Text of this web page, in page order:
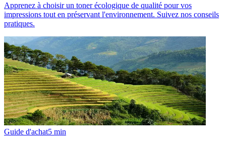
Apprenez à choisir un toner écologique de qualité pour vos
impressions tout en préservant l'environnement. Suivez nos conseils
pratiques.
Guide d'achat5 min